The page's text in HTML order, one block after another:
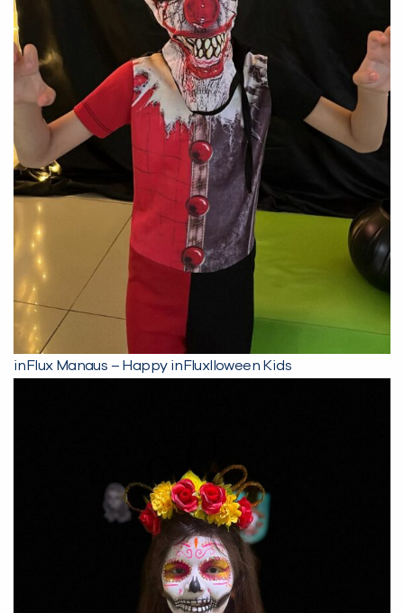
inFlux Manaus – Happy inFluxlloween Kids